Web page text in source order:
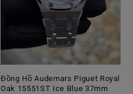
Đồng Hồ Audemars Piguet Royal
Oak 15551ST Ice Blue 37mm